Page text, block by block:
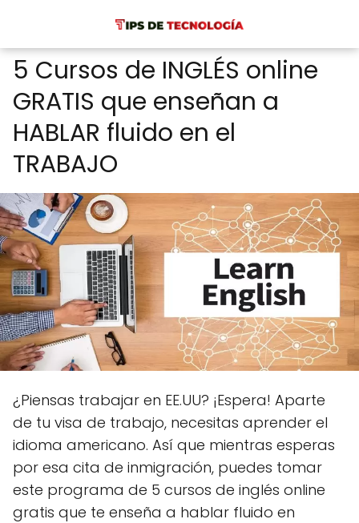
5 Cursos de INGLÉS online
GRATIS que enseñan a
HABLAR fluido en el
TRABAJO
¿Piensas trabajar en EE.UU? ¡Espera! Aparte
de tu visa de trabajo, necesitas aprender el
idioma americano. Así que mientras esperas
por esa cita de inmigración, puedes tomar
este programa de 5 cursos de inglés online
gratis que te enseña a hablar fluido en